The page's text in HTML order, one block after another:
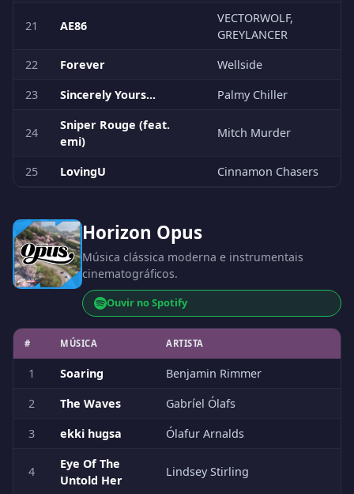
21 AE86
VECTORWOLF,
GREYLANCER
22
Forever
Wellside
23
Sincerely Yours... Palmy Chiller
24
Sniper Rouge (feat.
emi)
Mitch Murder
25 LovingU Cinnamon Chasers
Horizon Opus
Música clássica moderna e instrumentais
cinematográficos.
Ouvir no Spotify
# MÚSICA ARTISTA
1 Soaring
Benjamin Rimmer
2
The Waves
Gabríel Ólafs
3
ekki hugsa Ólafur Arnalds
4
Eye Of The
Untold Her
Lindsey Stirling